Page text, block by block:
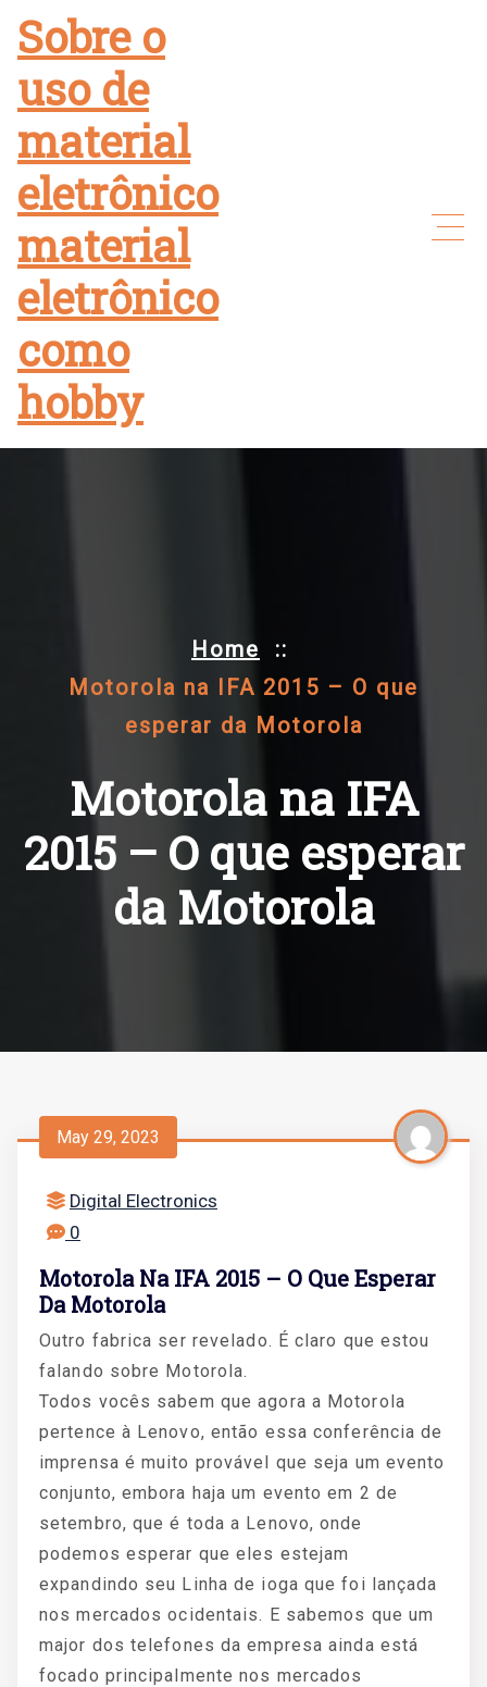
content
Sobre o
uso de
material
eletrônico
material
eletrônico
como
hobby
Home ::
Motorola na IFA 2015 – O que
esperar da Motorola
Motorola na IFA
2015 – O que esperar
da Motorola
May 29, 2023
Digital Electronics
0
Motorola Na IFA 2015 – O Que Esperar
Da Motorola
Outro fabrica ser revelado. É claro que estou
falando sobre Motorola.
Todos vocês sabem que agora a Motorola
pertence à Lenovo, então essa conferência de
imprensa é muito provável que seja um evento
conjunto, embora haja um evento em 2 de
setembro, que é toda a Lenovo, onde
podemos esperar que eles estejam
expandindo seu Linha de ioga que foi lançada
nos mercados ocidentais. E sabemos que um
major dos telefones da empresa ainda está
focado principalmente nos mercados